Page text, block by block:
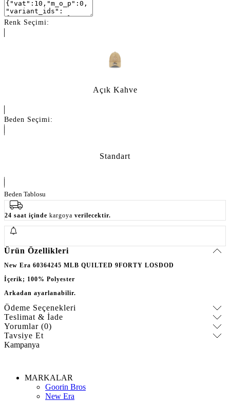
Renk Seçimi:
Açık Kahve
Beden Seçimi:
Standart
Beden Tablosu
24 saat içinde kargoya verilecektir.
Ürün Özellikleri
New Era 60364245 MLB QUILTED 9FORTY LOSDOD
İçerik; 100% Polyester
Arkadan ayarlanabilir.
Ödeme Seçenekleri
Teslimat & İade
Yorumlar (0)
Tavsiye Et
Kampanya
MARKALAR
Goorin Bros
New Era